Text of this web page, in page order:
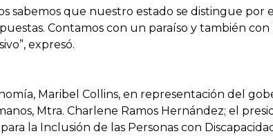
sabemos que nuestro estado se distingue por
Contamos con un paraíso y también con
expresó.
Maribel Collins, en representación del
Mtra. Charlene Ramos Hernández; el
la Inclusión de las Personas con